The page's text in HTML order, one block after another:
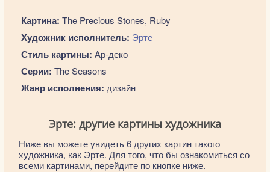
Картина: The Precious Stones, Ruby
Художник исполнитель: Эрте
Стиль картины: Ар-деко
Серии: The Seasons
Жанр исполнения: дизайн
Эрте: другие картины художника
Ниже вы можете увидеть 6 других картин такого
художника, как Эрте. Для того, что бы ознакомиться со
всеми картинами, перейдите по кнопке ниже.